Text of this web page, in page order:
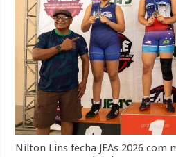
Nilton Lins fecha JEAs 2026 com